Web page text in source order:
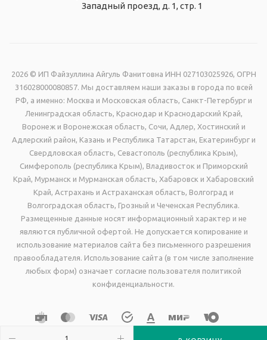
Западный проезд, д. 1, стр. 1
2026 © ИП Файзуллина Айгуль Фанитовна ИНН 027103025926, ОГРН
316028000080857. Мы доставляем наши заказы в города по всей
РФ, а именно: Москва и Московская область, Санкт-Петербург и
Ленинградская область, Краснодар и Краснодарский Край,
Воронеж и Воронежская область, Сочи, Адлер, Хостинский и
Адлерский район, Казань и Республика Татарстан, Екатеринбург и
Свердловская область, Севастополь (республика Крым),
Симферополь (республика Крым), Владивосток и Приморский
Край, Мурманск и Мурманская область, Хабаровск и Хабаровский
Край, Астрахань и Астраханская область, Волгоград и
Волгоградская область, Грозный и Чеченская Республика.
Размещенные данные носят информационный характер и не
являются публичной офертой. Не допускается копирование и
использование материалов сайта без письменного разрешения
правообладателя. Использование сайта (в том числе заполнение
любых форм) означает согласие пользователя политикой
конфиденциальности.